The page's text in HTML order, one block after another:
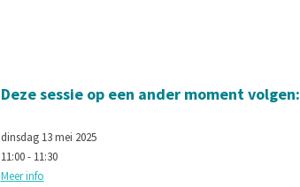
Deze sessie op een ander moment volgen:
dinsdag 13 mei 2025
11:00 - 11:30
Meer info